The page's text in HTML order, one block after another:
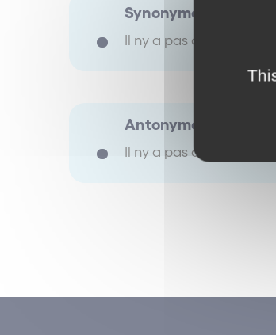
Synonyme(s) :
Il ny a pas de terme
Antonyme(s) :
Il ny a pas de terme